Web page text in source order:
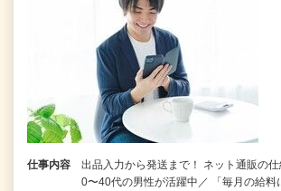
仕事内容
出品入力から発送まで！ ネット通販の
0〜40代の男性が活躍中／ 「毎月の給料